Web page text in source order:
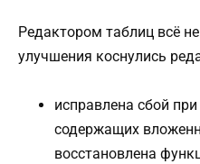
Редактором таблиц всё
улучшения коснулись
исправлена сбой
содержащих
восстановлена